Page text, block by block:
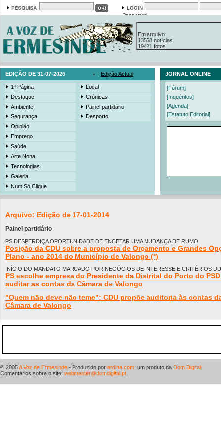
Password
Em arquivo
13558 notícias
19421 fotos
385 edições
EDIÇÃO DE 31-07-2026 Edição Actual JORNAL ONLINE
1ª Página
Destaque
Ambiente
Segurança
Opinião
Emprego
Saúde
Arte Nona
Tecnologias
Galeria
Num Só Clique
Local
Crónicas
Painel partidário
Desporto
[Fórum]
[Inquéritos]
[Agenda]
[Estatuto Editorial]
Arquivo: Edição de 17-01-2014
Painel partidário
PS DESPERDIÇA OPORTUNIDADE DE ENCETAR UMA MUDANÇA DE RUMO
Posição da CDU sobre a proposta de Orçamento e Grandes
Plano - ano 2014 do Município de Valongo (*)
INÍCIO DO MANDATO MARCADO POR NEGÓCIOS DE INTERESSE E CRITÉRIOS
PS escolhe empresa do Presidente da Distrital do Porto do
auditar as contas da Câmara de Valongo
"Quem não deve não teme": CDU propõe auditoria às contas
Câmara de Valongo
© 2005A Voz de Ermesinde - Produzido por ardina.com , um produto da Dom Digital
Comentários sobre o site: webmaster@domdigital.pt